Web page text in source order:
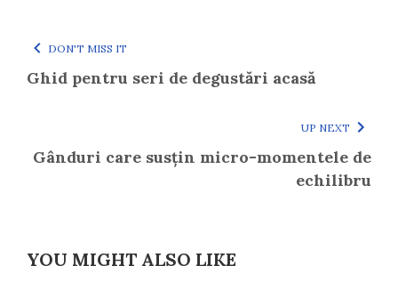
DON'T MISS IT
Ghid pentru seri de degustări acasă
UP NEXT
Gânduri care susțin micro-momentele de
echilibru
YOU MIGHT ALSO LIKE